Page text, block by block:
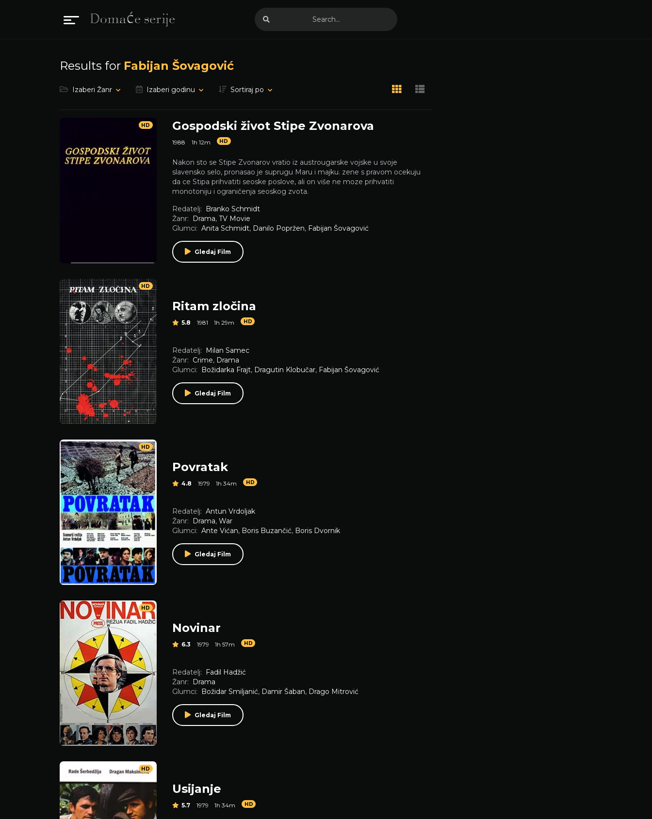
Results for Fabijan Šovagović
Izaberi Žanr Izaberi godinu Sortiraj po
HD Gospodski život Stipe Zvonarova
1988 1h 12m HD
Nakon sto se Stipe Zvonarov vratio iz austrougarske vojske u svoje
slavensko selo, pronasao je suprugu Maru i majku. zene s pravom ocekuju
da ce Stipa prihvatiti seoske poslove, ali on više ne moze prihvatiti
monotoniju i ograničenja seoskog zvota.
Redatelj:
Branko Schmidt
Žanr:
Drama, TV Movie
Glumci: Anita Schmidt, Danilo Popržen, Fabijan Šovagović
Gledaj Film
HD
Ritam zločina
5.8 1981 1h 29m HD
Redatelj:
Milan Samec
Žanr: Crime, Drama
Glumci:
Božidarka Frajt, Dragutin Klobučar, Fabijan Šovagović
Gledaj Film
HD
Povratak
4.8 1979 1h 34m HD
Redatelj: Antun Vrdoljak
Žanr:
Drama, War
Glumci: Ante Vićan, Boris Buzančić, Boris Dvornik
Gledaj Film
HD
Novinar
6.3 1979 1h 57m HD
Redatelj:
Fadil Hadžić
Žanr:
Drama
Glumci:
Božidar Smiljanić, Damir Šaban, Drago Mitrović
Gledaj Film
HD
Usijanje
5.7 1979 1h 34m HD